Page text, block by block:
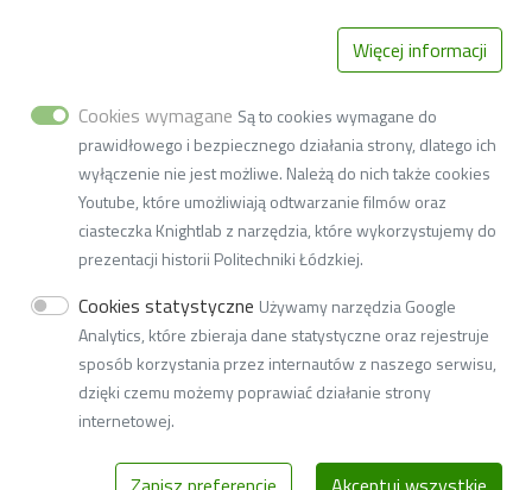
Katedra Biotechnologii Środowiskowej
Wydział Biotechnologii i Nauk o Żywności
ul. Wólczańska 171/173, 90-530 Łódź
tel.: 42 631 34 92, e-mail:
w5k51@adm.p.lodz.pl
AE:PL-77859-99877-ERVVB-29.
© 2026Politechnika Łódzka
Więcej informacji
Cookies wymagane Są to cookies wymagane do
prawidłowego i bezpiecznego działania strony, dlatego ich
wyłączenie nie jest możliwe. Należą do nich także cookies
Youtube, które umożliwiają odtwarzanie filmów oraz
ciasteczka Knightlab z narzędzia, które wykorzystujemy do
prezentacji historii Politechniki Łódzkiej.
Cookies statystyczne Używamy narzędzia Google
Analytics, które zbieraja dane statystyczne oraz rejestruje
sposób korzystania przez internautów z naszego serwisu,
dzięki czemu możemy poprawiać działanie strony
internetowej.